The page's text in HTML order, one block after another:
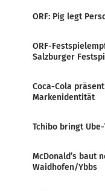
ORF: Pig legt
ORF-
Salzburger
Coca-Cola
Markenidentität
Tchibo bringt
McDonald’s baut
Waidhofen/Ybbs